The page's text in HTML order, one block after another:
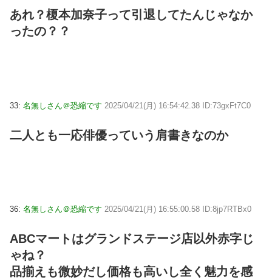
あれ？榎本加奈子って引退してたんじゃなか
ったの？？
33: 名無しさん＠恐縮です 2025/04/21(月) 16:54:42.38 ID:73gxFt7C0
二人とも一応俳優っていう肩書きなのか
36: 名無しさん＠恐縮です 2025/04/21(月) 16:55:00.58 ID:8jp7RTBx0
ABCマートはグランドステージ店以外赤字じ
ゃね？
品揃えも微妙だし価格も高いし全く魅力を感